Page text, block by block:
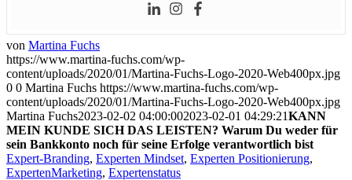
von Martina Fuchs
https://www.martina-fuchs.com/wp-
content/uploads/2020/01/Martina-Fuchs-Logo-2020-Web400px.jpg
0 0 Martina Fuchs https://www.martina-fuchs.com/wp-
content/uploads/2020/01/Martina-Fuchs-Logo-2020-Web400px.jpg
Martina Fuchs2023-02-02 04:00:002023-02-01 04:29:21KANN
MEIN KUNDE SICH DAS LEISTEN? Warum Du weder für
sein Bankkonto noch für seine Erfolge verantwortlich bist
Expert-Branding, Experten Mindset, Experten Positionierung,
ExpertenMarketing, Expertenstatus